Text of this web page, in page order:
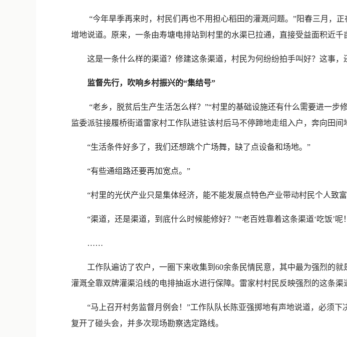
“今年旱季再来时，村民们再也不用担心稻田的灌溉问题。”阳春三月，正
增地说道。原来，一条由寿塘电排站到村里的水渠已拉通，直接受益面积近千
这是一条什么样的渠道？修建这条渠道，村民为何纷纷拍手叫好？这事，
监督先行，吹响乡村振兴的“集结号”
“老乡，脱贫后生产生活怎么样？”“村里的基础设施还有什么需要进一步
监委派驻接履桥街道雷家村工作队进驻该村后马不停蹄地走组入户，奔向田间
“生活条件好多了，我们还想跳个广场舞，缺了点设备和场地。”
“有些通组路还要再加宽点。”
“村里的光伏产业只是集体经济，能不能发展点特色产业带动村民个人致
“渠道，还是渠道，到底什么时候能修好？”“老百姓靠着这条渠道‘吃饭’呢
……
工作队遍访了农户，一圈下来收集到60余条民情民意，其中最为强烈的就
灌溉全靠双牌灌渠沿线的电排抽返水进行保障。雷家村村民反映强烈的这条渠
“马上召开村务监督月例会！”工作队队长陈亚强掷地有声地说道，必须下
复开了碰头会，并多次现场勘察选定路线。